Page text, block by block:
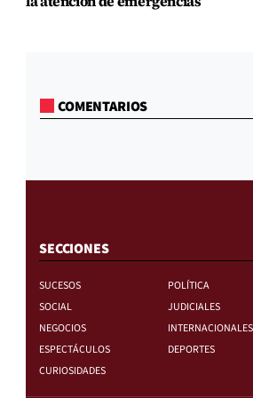
COMENTARIOS
SECCIONES
SUCESOS
POLÍTICA
SOCIAL
JUDICIALES
NEGOCIOS
INTERNACIONALES
ESPECTÁCULOS
DEPORTES
CURIOSIDADES